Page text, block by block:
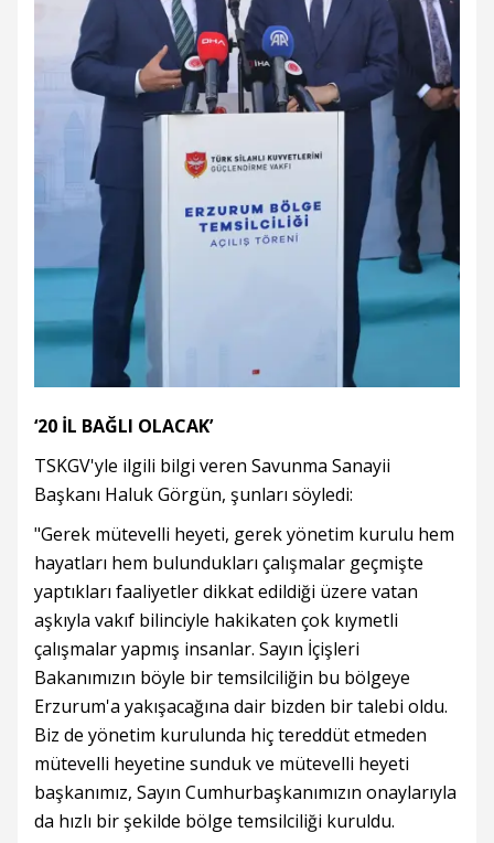
‘20 İL BAĞLI OLACAK’
TSKGV'yle ilgili bilgi veren Savunma Sanayii
Başkanı Haluk Görgün, şunları söyledi:
"Gerek mütevelli heyeti, gerek yönetim kurulu hem
hayatları hem bulundukları çalışmalar geçmişte
yaptıkları faaliyetler dikkat edildiği üzere vatan
aşkıyla vakıf bilinciyle hakikaten çok kıymetli
çalışmalar yapmış insanlar. Sayın İçişleri
Bakanımızın böyle bir temsilciliğin bu bölgeye
Erzurum'a yakışacağına dair bizden bir talebi oldu.
Biz de yönetim kurulunda hiç tereddüt etmeden
mütevelli heyetine sunduk ve mütevelli heyeti
başkanımız, Sayın Cumhurbaşkanımızın onaylarıyla
da hızlı bir şekilde bölge temsilciliği kuruldu.